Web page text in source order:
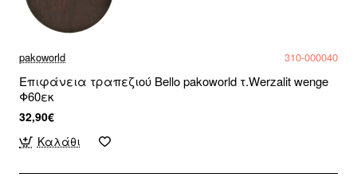
pakoworld 310-000040
Επιφάνεια τραπεζιού Bello pakoworld τ.Werzalit wenge
Φ60εκ
32,90€
Καλάθι